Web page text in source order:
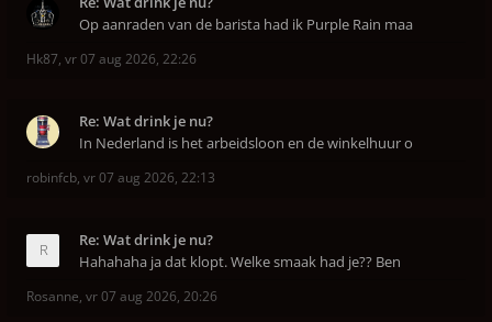
Op aanraden van de barista had ik Purple Rain maa
Hk87, vr 07 aug 2026, 22:26
Re: Wat drink je nu?
In Nederland is het arbeidsloon en de winkelhuur o
robinfcb, vr 07 aug 2026, 22:13
Re: Wat drink je nu?
Hahahaha ja dat klopt. Welke smaak had je?? Ben
Rosanne, vr 07 aug 2026, 20:26